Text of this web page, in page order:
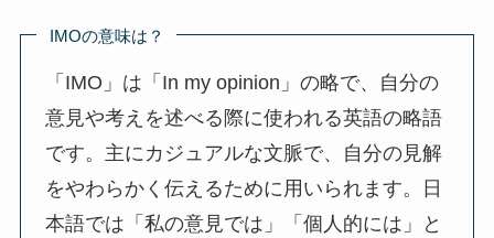
IMOの意味は？
「IMO」は「In my opinion」の略で、自分の
意見や考えを述べる際に使われる英語の略語
です。主にカジュアルな文脈で、自分の見解
をやわらかく伝えるために用いられます。日
本語では「私の意見では」「個人的には」と